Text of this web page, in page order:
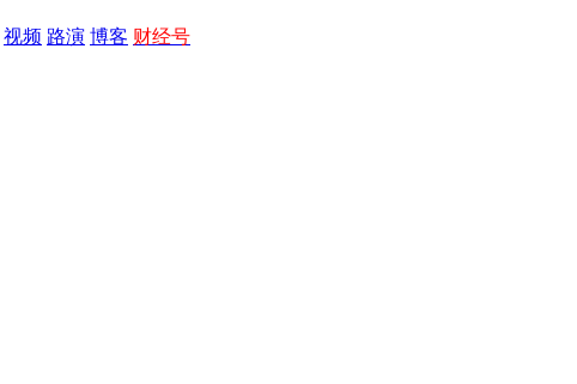
视频 路演 博客 财经号